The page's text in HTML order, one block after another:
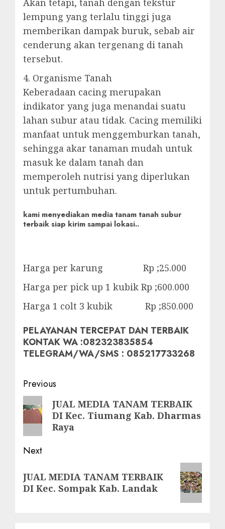
Akan tetapi, tanah dengan tekstur
lempung yang terlalu tinggi juga
memberikan dampak buruk, sebab air
cenderung akan tergenang di tanah
tersebut.
4. Organisme Tanah
Keberadaan cacing merupakan
indikator yang juga menandai suatu
lahan subur atau tidak. Cacing memiliki
manfaat untuk menggemburkan tanah,
sehingga akar tanaman mudah untuk
masuk ke dalam tanah dan
memperoleh nutrisi yang diperlukan
untuk pertumbuhan.
kami menyediakan media tanam tanah subur
terbaik siap kirim sampai lokasi..
Harga per karung Rp ;25.000
Harga per pick up 1 kubik Rp ;600.000
Harga 1 colt 3 kubik Rp ;850.000
PELAYANAN TERCEPAT DAN TERBAIK
KONTAK WA :082323835854
TELEGRAM/WA/SMS : 085217733268
Post
navigation
Previous
Previous
post:
JUAL MEDIA TANAM TERBAIK
DI Kec. Tiumang Kab. Dharmas
Raya
Next
post:
JUAL MEDIA TANAM TERBAIK
DI Kec. Sompak Kab. Landak